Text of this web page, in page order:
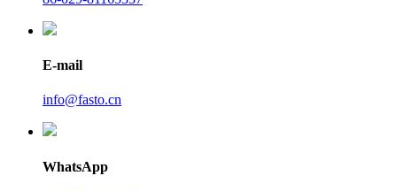
E-mail
info@fasto.cn
WhatsApp